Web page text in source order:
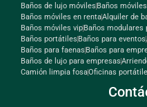
Baños de lujo móviles Baños
Baños móviles en rentaAlquiler de
Baños móviles vipBaños modulares
Baños portátiles Baños para eventos
Baños para faenas Baños para
Baños de lujo para empresas
Camión limpia fosaOficinas